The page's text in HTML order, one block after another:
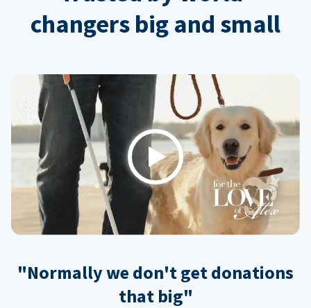
changers big and small
Play
"Normally we don't get donations
that big"